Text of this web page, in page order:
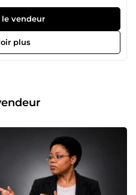
ligne en un véritable levier
: des résultats concrets et
gagnante : Votre
garantie ! Je vous
attirer des leads qualifiés
solutions performantes et
Jweb Créatif ? ✔️
✔️ Stratégie axée résultats :
📩 Contactez-moi dès
projet !
vendeur
plus